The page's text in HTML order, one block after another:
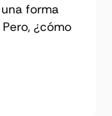
forma
¿cómo